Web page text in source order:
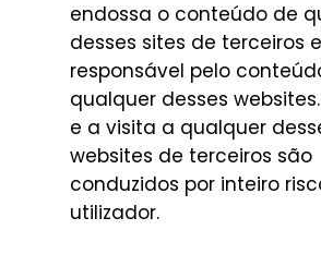
endossa o conteúdo de
desses sites de terceiros
responsável pelo
qualquer desses
e a visita a qualquer
websites de terceiros são
conduzidos por inteiro
utilizador.